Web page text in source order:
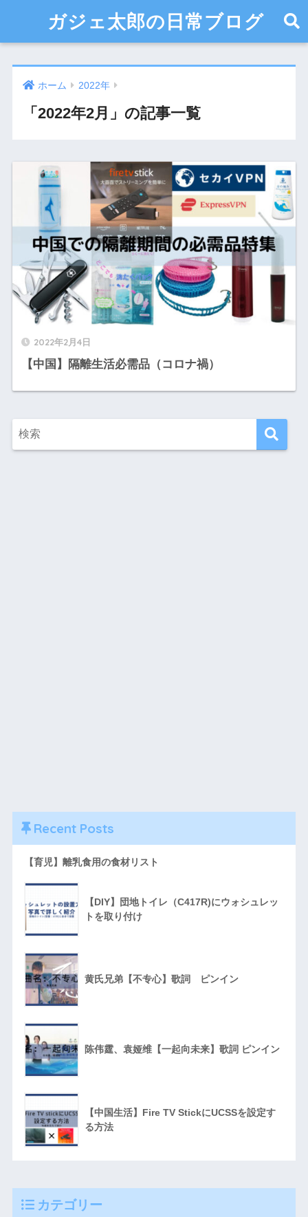
ガジェ太郎の日常ブログ
ホーム 2022年
「2022年2月」の記事一覧
2022年2月4日
【中国】隔離生活必需品（コロナ禍）
Recent Posts
【育児】離乳食用の食材リスト
【DIY】団地トイレ（C417R)にウォシュレッ
トを取り付け
黄氏兄弟【不专心】歌詞 ピンイン
陈伟霆、袁娅维【一起向未来】歌詞 ピンイン
【中国生活】Fire TV StickにUCSSを設定す
る方法
カテゴリー